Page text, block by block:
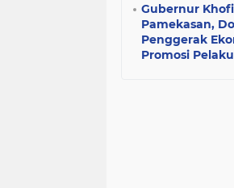
Gubernur
Pamekasan,
Penggerak
Promosi